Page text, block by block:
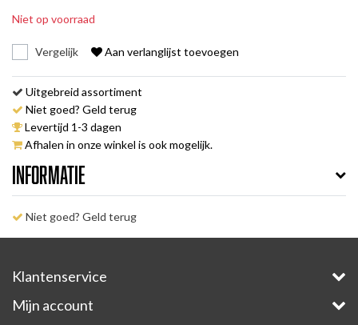
Niet op voorraad
Vergelijk Aan verlanglijst toevoegen
Uitgebreid assortiment
Niet goed? Geld terug
Levertijd 1-3 dagen
Afhalen in onze winkel is ook mogelijk.
Informatie
Niet goed? Geld terug
Klantenservice
Mijn account